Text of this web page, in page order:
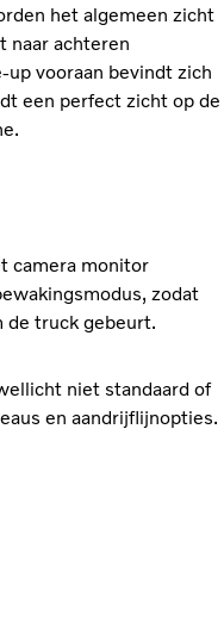
het algemeen zicht
naar achteren
vooraan bevindt zich
een perfect zicht op de
camera monitor
zodat
de truck gebeurt.
niet standaard of
en aandrijflijnopties.